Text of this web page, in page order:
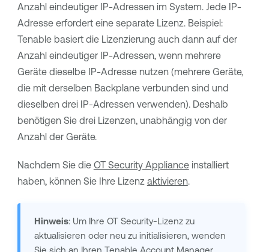
Anzahl eindeutiger IP-Adressen im System. Jede IP-
Adresse erfordert eine separate Lizenz. Beispiel:
Tenablebasiert die Lizenzierung auch dann auf der
Anzahl eindeutiger IP-Adressen, wenn mehrere
Geräte dieselbe IP-Adresse nutzen (mehrere Geräte,
die mit derselben Backplane verbunden sind und
dieselben drei IP-Adressen verwenden). Deshalb
benötigen Sie drei Lizenzen, unabhängig von der
Anzahl der Geräte.
Nachdem Sie die OT SecurityApplianceinstalliert
haben, können Sie Ihre Lizenz aktivieren.
Hinweis: Um Ihre OT Security-Lizenz zu
aktualisieren oder neu zu initialisieren, wenden
Sie sich an Ihren Tenable Account Manager.